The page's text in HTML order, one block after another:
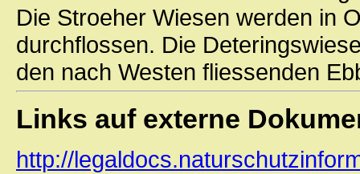
Die Stroeher Wiesen werden in
durchflossen. Die
den nach Westen fliessenden
Links auf externe
http://